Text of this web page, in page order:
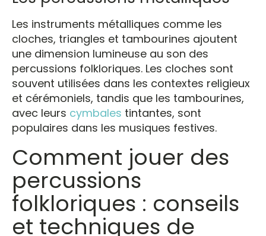
Les instruments métalliques comme les
cloches, triangles et tambourines ajoutent
une dimension lumineuse au son des
percussions folkloriques. Les cloches sont
souvent utilisées dans les contextes religieux
et cérémoniels, tandis que les tambourines,
avec leurs cymbales tintantes, sont
populaires dans les musiques festives.
Comment jouer des
percussions
folkloriques : conseils
et techniques de